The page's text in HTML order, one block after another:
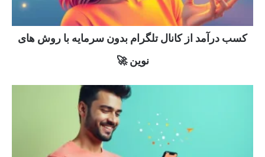
کسب درآمد از کانال تلگرام بدون سرمایه با روش های
نوین 🚀